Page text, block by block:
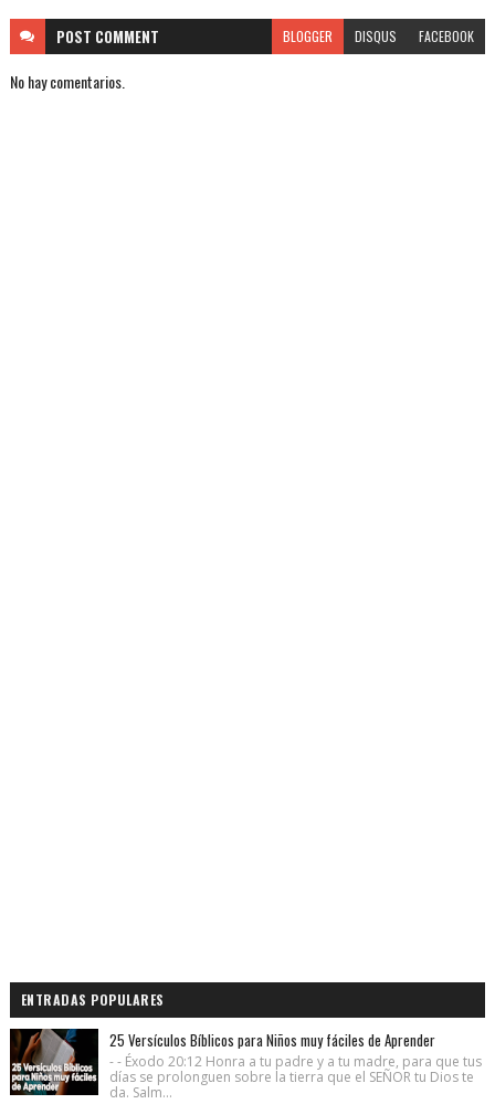
POST COMMENT BLOGGER DISQUS FACEBOOK
No hay comentarios.
ENTRADAS POPULARES
25 Versículos Bíblicos para Niños muy fáciles de Aprender
- - Éxodo 20:12 Honra a tu padre y a tu madre, para que tus
días se prolonguen sobre la tierra que el SEÑOR tu Dios te
da. Salm...